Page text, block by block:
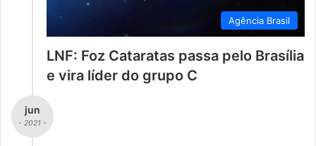
Agência Brasil
LNF: Foz Cataratas passa pelo Brasília
e vira líder do grupo C
jun
- 2021 -